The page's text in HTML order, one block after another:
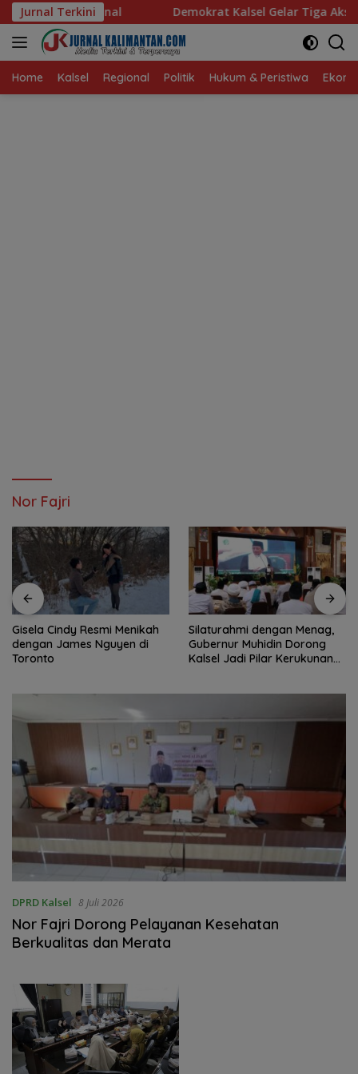
Langsung
ke
konten
Jurnal Terkini
Demokrat Kalsel Gelar Tiga Aksi untuk Rakyat
Home Kalsel Regional Politik Hukum & Peristiwa
Nor Fajri
Gisela Cindy Resmi Menikah
dengan James Nguyen di
Toronto
Silaturahmi dengan Menag,
Gubernur Muhidin Dorong
Kalsel Jadi Pilar Kerukunan
DPRD Kalsel 8 Juli 2026
‎Nor Fajri Dorong Pelayanan Kesehatan
Berkualitas dan Merata